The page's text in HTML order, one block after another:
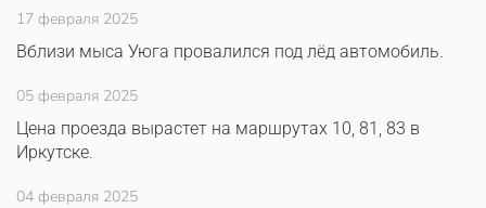
17 февраля 2025
Вблизи мыса Уюга провалился под лёд автомобиль.
05 февраля 2025
Цена проезда вырастет на маршрутах 10, 81, 83 в
Иркутске.
04 февраля 2025